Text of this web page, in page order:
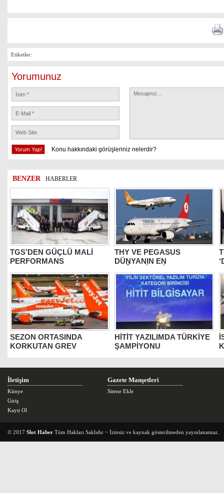
Etiketler:
Yorumunuz
Konu hakkındaki görüşleriniz nelerdir?
BENZER HABERLER
TGS’DEN GÜÇLÜ MALİ
PERFORMANS
THY VE PEGASUS
DÜNYANIN EN
SEZON ORTASINDA
KORKUTAN GREV
HİTİT YAZILIMDA TÜRKİYE
ŞAMPİYONU
İletişim
Künye
Giriş
Kayıt Ol
Gazete Manşetleri
Sitene Ekle
© 2017 Slot Haber Tüm Hakları Saklıdır ~ İzinsiz ve kaynak gösterilmeden yayınlanamaz.